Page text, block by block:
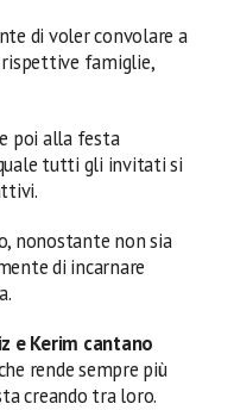
di voler convolare a
famiglie,
poi alla festa
tutti gli invitati si
nonostante non sia
di incarnare
e Kerim cantano
rende sempre più
creando tra loro.